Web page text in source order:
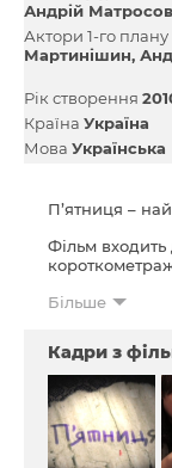
Андрій Матросов
Актори 1-го плану
Мартинішин
Рік створення
Країна Україна
Мова Українська
П’ятниця –
Фільм входить
Більше
Кадри з